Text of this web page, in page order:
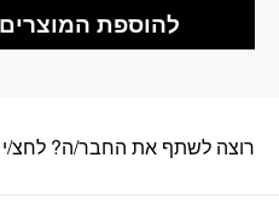
להוספת
רוצה לשתף את החבר/ה? לחצ/י